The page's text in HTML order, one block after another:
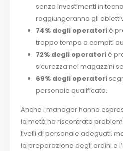
senza investimenti in
raggiungeranno gli
74% degli operatoriè
troppo tempo a compiti
72% degli operatoriè
sicurezza nei magazzini
69% degli operatori
personale qualificato.
Anche i manager hanno
la metà ha riscontrato
livelli di personale adeguati,
la preparazione degli ordini e